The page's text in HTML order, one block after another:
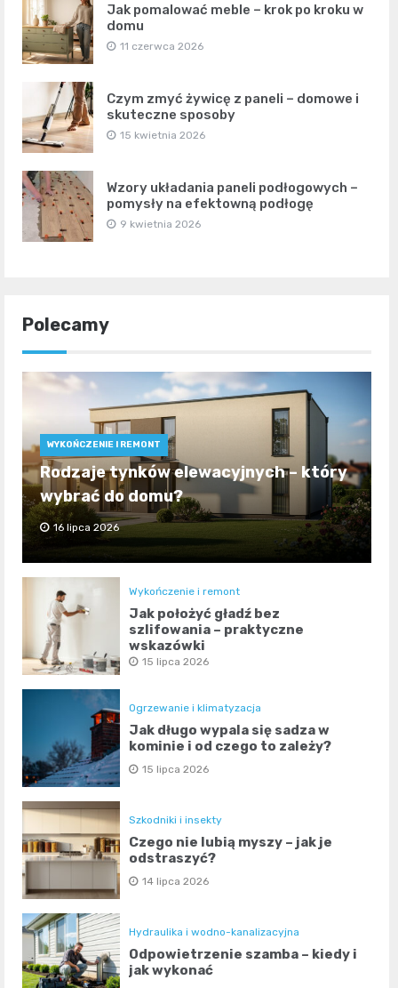
Jak pomalować meble – krok po kroku w
domu
11 czerwca 2026
Czym zmyć żywicę z paneli – domowe i
skuteczne sposoby
15 kwietnia 2026
Wzory układania paneli podłogowych –
pomysły na efektowną podłogę
9 kwietnia 2026
Polecamy
WYKOŃCZENIE I REMONT
Rodzaje tynków elewacyjnych – który
wybrać do domu?
16 lipca 2026
Wykończenie i remont
Jak położyć gładź bez
szlifowania – praktyczne
wskazówki
15 lipca 2026
Ogrzewanie i klimatyzacja
Jak długo wypala się sadza w
kominie i od czego to zależy?
15 lipca 2026
Szkodniki i insekty
Czego nie lubią myszy – jak je
odstraszyć?
14 lipca 2026
Hydraulika i wodno-kanalizacyjna
Odpowietrzenie szamba – kiedy i
jak wykonać